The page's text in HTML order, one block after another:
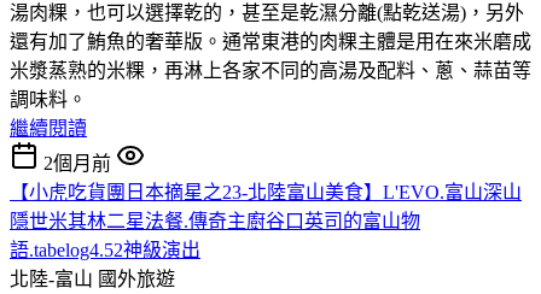
湯肉粿，也可以選擇乾的，甚至是乾濕分離(點乾送湯)，另外
還有加了鮪魚的奢華版。通常東港的肉粿主體是用在來米磨成
米漿蒸熟的米粿，再淋上各家不同的高湯及配料、蔥、蒜苗等
調味料。
繼續閱讀
2個月前
【小虎吃貨團日本摘星之23-北陸富山美食】L'EVO.富山深山
隱世米其林二星法餐.傳奇主廚谷口英司的富山物
語.tabelog4.52神級演出
北陸-富山 國外旅遊